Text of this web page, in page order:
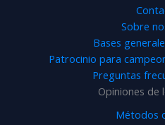
Sobre
Bases
Patrocinio para
Preguntas
Opiniones de
Métodos